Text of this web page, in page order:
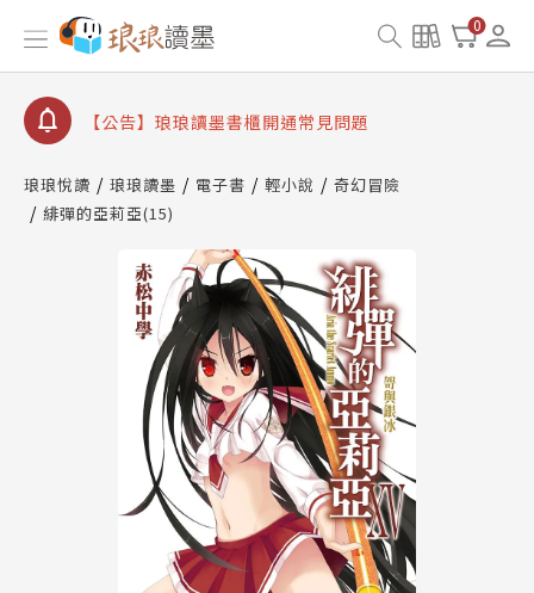
0
【公告】因 Readmoo 讀墨系統維護中，本站同步暫
停部分閱讀服務
【公告】琅琅讀墨數位閱讀資產合併與書櫃開通申請
【公告】琅琅讀墨書櫃開通常見問題
請圖文教學
【公告】琅琅書店服務升級重要說明及資產合併結果
查詢
【公告】因 Readmoo 讀墨系統維護中，本站同步暫
停部分閱讀服務
琅琅悅讀 琅琅讀墨 電子書 輕小說
奇幻冒險
緋彈的亞莉亞(15)